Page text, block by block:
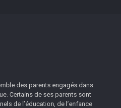
des parents engagés dans
Certains de ses parents sont
de l’éducation, de l’enfance